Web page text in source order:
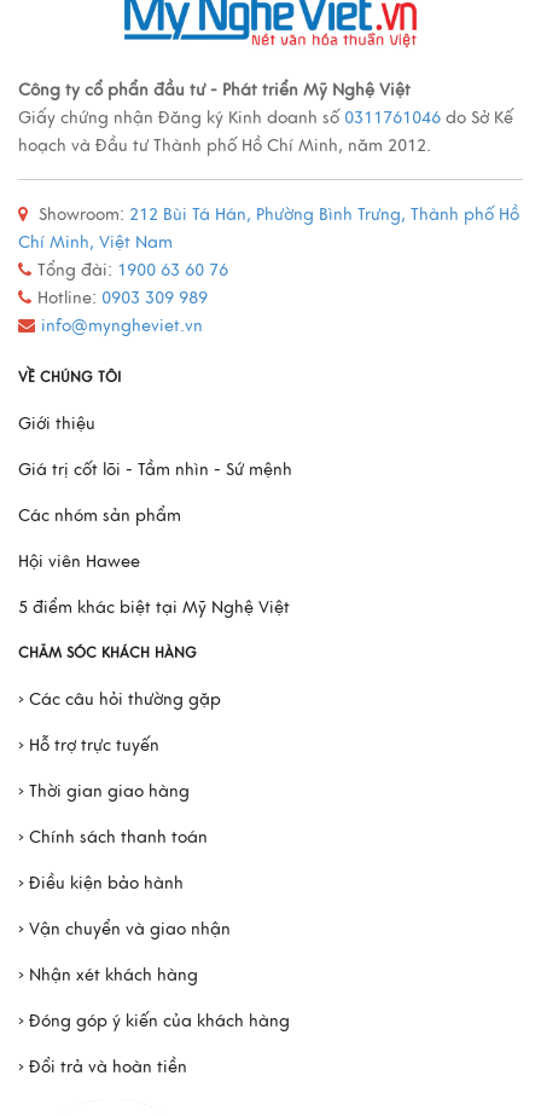
Công ty cổ phẩn đầu tư - Phát triển Mỹ Nghệ Việt
Giấy chứng nhận Đăng ký Kinh doanh số 0311761046 do Sở Kế
hoạch và Đầu tư Thành phố Hồ Chí Minh, năm 2012.
Showroom: 212 Bùi Tá Hán, Phường Bình Trưng, Thành phố Hồ
Chí Minh, Việt Nam
Tổng đài: 1900 63 60 76
Hotline: 0903 309 989
info@myngheviet.vn
VỀ CHÚNG TÔI
Giới thiệu
Giá trị cốt lõi - Tầm nhìn - Sứ mệnh
Các nhóm sản phẩm
Hội viên Hawee
5 điểm khác biệt tại Mỹ Nghệ Việt
CHĂM SÓC KHÁCH HÀNG
› Các câu hỏi thường gặp
› Hỗ trợ trực tuyến
› Thời gian giao hàng
› Chính sách thanh toán
› Điều kiện bảo hành
› Vận chuyển và giao nhận
› Nhận xét khách hàng
› Đóng góp ý kiến của khách hàng
› Đổi trả và hoàn tiền